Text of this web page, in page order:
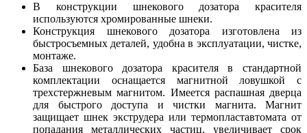
В конструкции шнекового дозатора красителя
используются хромированные шнеки.
Конструкция шнекового дозатора изготовлена из
быстросъемных деталей, удобна в эксплуатации, чистке,
монтаже.
База шнекового дозатора красителя в стандартной
комплектации оснащается магнитной ловушкой с
трехстержневым магнитом. Имеется распашная дверца
для быстрого доступа и чистки магнита. Магнит
защищает шнек экструдера или термопластавтомата от
попадания металлических частиц, увеличивает срок